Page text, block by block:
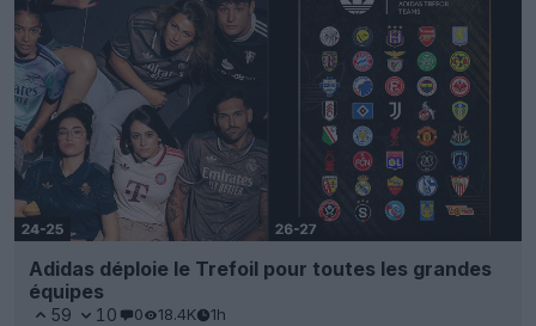
Adidas déploie le Trefoil pour toutes les grandes
équipes
59 10 0 18.4K 1h